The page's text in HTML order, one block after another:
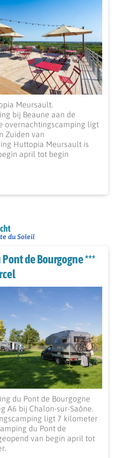
Meursault.
bij Beaune aan de
overnachtingscamping ligt
Zuiden van
Huttopia Meursault is
april tot begin
du Soleil
de Bourgogne ***
du Pont de Bourgogne
A6 bij Chalon-sur-Saône.
ligt 7 kilometer
du Pont de
van begin april tot